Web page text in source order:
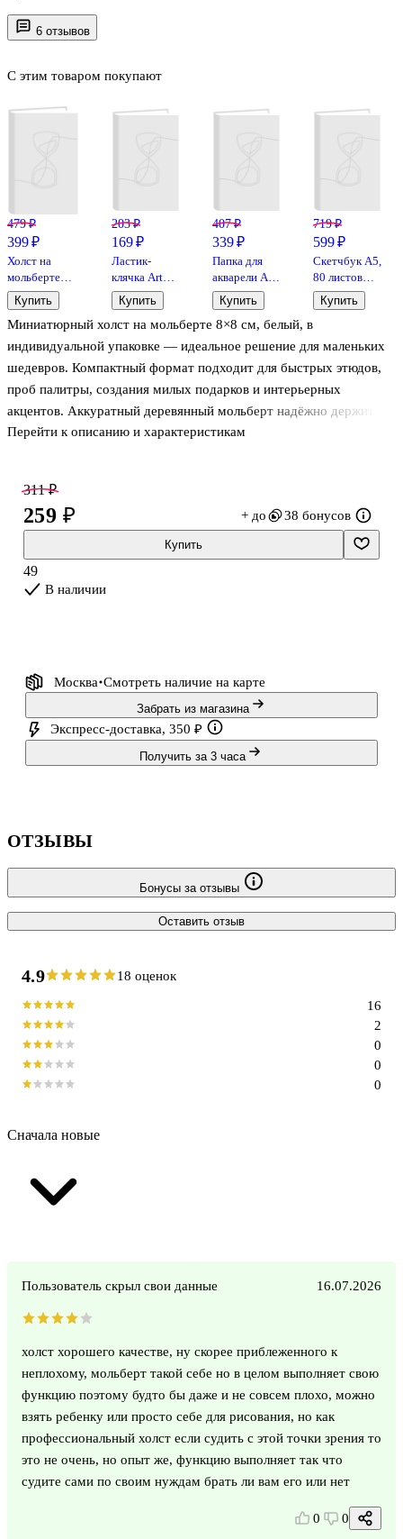
6 отзывов
Миниатюрный холст на мольберте 8×8 см, белый, в
индивидуальной упаковке — идеальное решение для маленьких
шедевров. Компактный формат подходит для быстрых этюдов,
проб палитры, создания милых подарков и интерьерных
акцентов. Аккуратный деревянный мольберт надёжно держит
холст и сразу готов к работе — просто достаньте из упаковки и
Такой холст удобно взять с собой на мастер‑класс, в поездку или
использовать для творчества с детьми, не загромождая
Art idea — это бренд Читай-города, созданный
Перейти к описанию и характеристикам
С этим товаром покупают
479 ₽
399 ₽
Холст на
мольберте
18*12см,
белый, в
инд.уп.
Купить
203 ₽
169 ₽
Ластик-
клячка Art
idea,
художественный,
для
карандашей,
Купить
407 ₽
339 ₽
Папка для
акварели А4
"Рыбачка",
20 листов
Купить
719 ₽
599 ₽
Скетчбук А5,
80 листов
"Croco"
черный,
слоновая
кожзам,
гребень
Купить
311 ₽
259 ₽ + до 38 бонусов
Купить
49
В наличии
Москва Смотреть наличие на карте
Забрать из магазина
Экспресс-доставка, 350 ₽
Получить за 3 часа
ОТЗЫВЫ
Бонусы за отзывы
Оставить отзыв
4.9 18 оценок
0
0
0
2
16
Сначала новые
Пользователь скрыл свои данные 16.07.2026
холст хорошего качестве, ну скорее приблеженного к
неплохому, мольберт такой себе но в целом выполняет свою
функцию поэтому будто бы даже и не совсем плохо, можно
взять ребенку или просто себе для рисования, но как
профессиональный холст если судить с этой точки зрения то
это не очень, но опыт же, функцию выполняет так что
судите сами по своим нуждам брать ли вам его или нет
0 0